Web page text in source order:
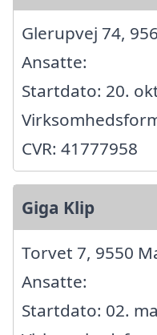
Glerupvej 74,
Ansatte:
Startdato: 20.
CVR: 41777958
Giga Klip
Torvet 7, 9550
Ansatte:
Startdato: 02.